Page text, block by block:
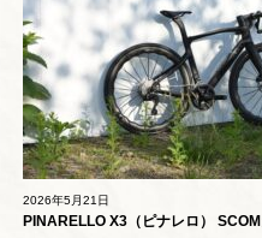
2026年5月21日
PINARELLO X3（ピナレロ）